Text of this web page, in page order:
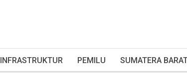
INFRASTRUKTUR PEMILU SUMATERA